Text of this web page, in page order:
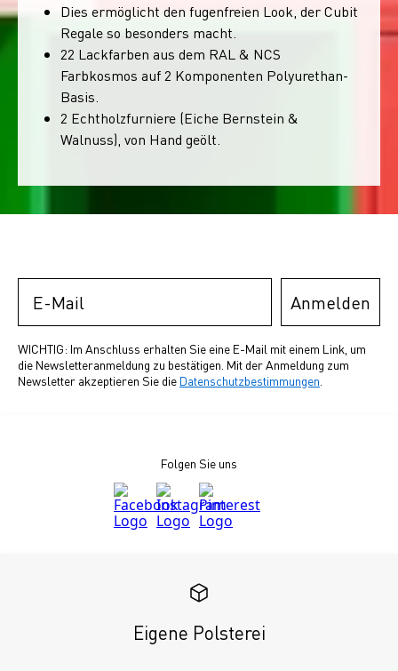
Dies ermöglicht den fugenfreien Look, der Cubit
Regale so besonders macht.
22 Lackfarben aus dem RAL & NCS
Farbkosmos auf 2 Komponenten Polyurethan-
Basis.
2 Echtholzfurniere (Eiche Bernstein &
Walnuss), von Hand geölt.
Anmelden
WICHTIG: Im Anschluss erhalten Sie eine E-Mail mit einem Link, um
die Newsletteranmeldung zu bestätigen. Mit der Anmeldung zum
Newsletter akzeptieren Sie die Datenschutzbestimmungen
Folgen Sie uns
Eigene Polsterei